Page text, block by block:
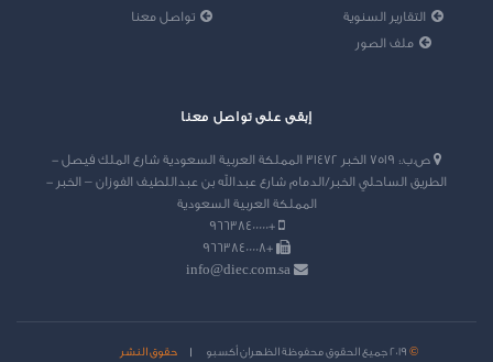
التقارير السنوية
ملف الصور
تواصل معنا
إبقى على تواصل معنا
ص.ب.: 7519 الخبر 31472 المملكة العربية السعودية شارع الملك فيصل -
الطريق الساحلي الخبر/الدمام شارع عبدالله بن عبداللطيف الفوزان – الخبر -
المملكة العربية السعودية
+96638400000
+96638400008
info@diec.com.sa
© حقوق النشر